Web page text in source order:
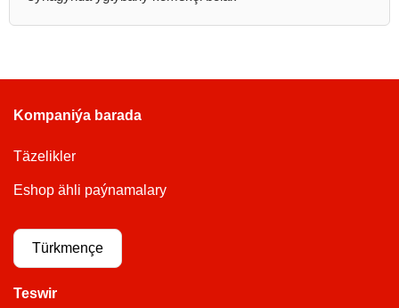
Kompaniýa barada
Täzelikler
Eshop ähli paýnamalary
Türkmençe
Teswir